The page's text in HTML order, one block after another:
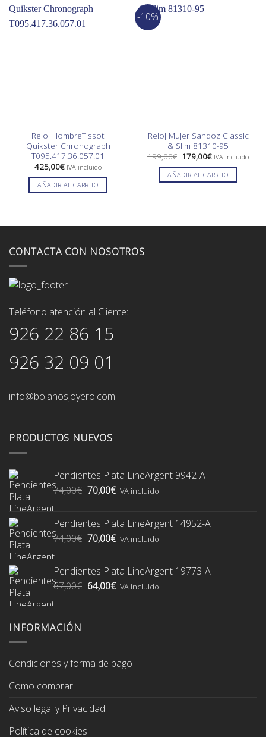
Reloj HombreTissot
Quikster Chronograph
T095.417.36.057.01
425,00€ IVA incluido
AÑADIR AL CARRITO
-10%
Reloj Mujer Sandoz Classic
& Slim 81310-95
199,00€ El
precio
original
era:
179,00€El
actual
es:
IVA incluido
AÑADIR AL CARRITO
CONTACTA CON NOSOTROS
Teléfono atención al Cliente:
926 22 86 15
926 32 09 01
info@bolanosjoyero.com
PRODUCTOS NUEVOS
Pendientes Plata LineArgent 9942-A
74,00€ El
era:
74,00€.
70,00€El
es:
70,00€.
IVA incluido
Pendientes Plata LineArgent 14952-A
74,00€ El
era:
74,00€.
70,00€El
es:
70,00€.
IVA incluido
Pendientes Plata LineArgent 19773-A
67,00€ El
64,00€ElIVA incluido
INFORMACIÓN
Condiciones y forma de pago
Como comprar
Aviso legal y Privacidad
Política de cookies